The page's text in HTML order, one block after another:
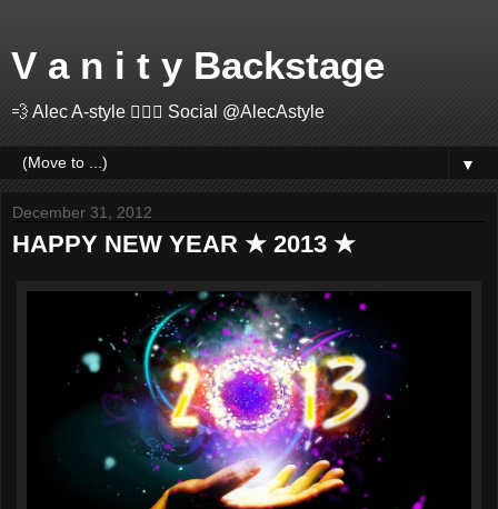
V a n i t y Backstage
💨 Alec A-style 🤽🏻‍♂️ Social @AlecAstyle
▼
December 31, 2012
HAPPY NEW YEAR ★ 2013 ★